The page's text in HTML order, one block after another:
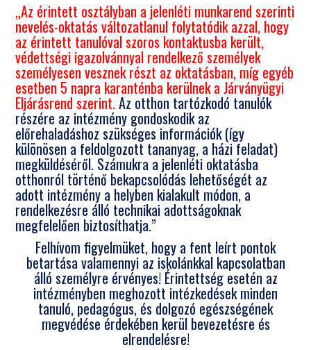
„Az érintett osztályban a jelenléti munkarend szerinti
nevelés-oktatás változatlanul folytatódik azzal, hogy
az érintett tanulóval szoros kontaktusba került,
védettségi igazolvánnyal rendelkező személyek
személyesen vesznek részt az oktatásban, míg egyéb
esetben 5 napra karanténba kerülnek a Járványügyi
Eljárásrend szerint.Az otthon tartózkodó tanulók
részére az intézmény gondoskodik az
előrehaladáshoz szükséges információk (így
különösen a feldolgozott tananyag, a házi feladat)
megküldéséről. Számukra a jelenléti oktatásba
otthonról történő bekapcsolódás lehetőségét az
adott intézmény a helyben kialakult módon, a
rendelkezésre álló technikai adottságoknak
megfelelően biztosíthatja.”
Felhívom figyelmüket, hogy a fent leírt pontok
betartása valamennyi az iskolánkkal kapcsolatban
álló személyre érvényes! Érintettség esetén az
intézményben meghozott intézkedések minden
tanuló, pedagógus, és dolgozó egészségének
megvédése érdekében kerül bevezetésre és
elrendelésre!